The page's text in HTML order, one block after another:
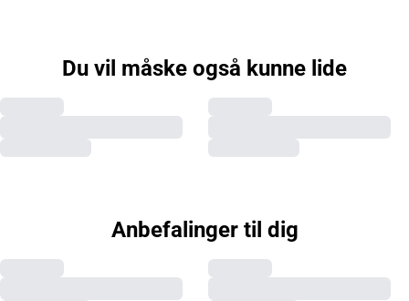
Du vil måske også kunne lide
Anbefalinger til dig